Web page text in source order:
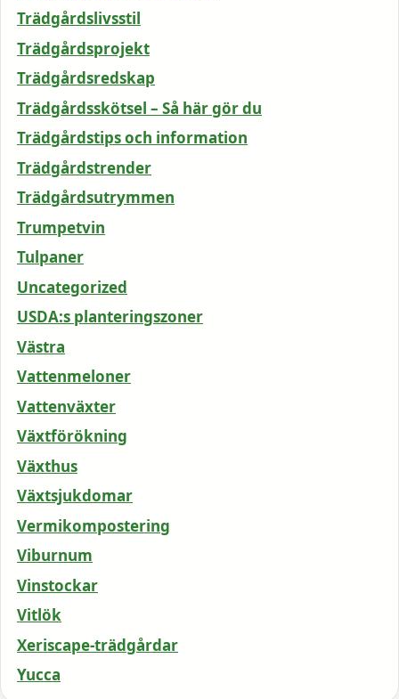
Trädgårdslivsstil
Trädgårdsprojekt
Trädgårdsredskap
Trädgårdsskötsel – Så här gör du
Trädgårdstips och information
Trädgårdstrender
Trädgårdsutrymmen
Trumpetvin
Tulpaner
Uncategorized
USDA:s planteringszoner
Västra
Vattenmeloner
Vattenväxter
Växtförökning
Växthus
Växtsjukdomar
Vermikompostering
Viburnum
Vinstockar
Vitlök
Xeriscape-trädgårdar
Yucca